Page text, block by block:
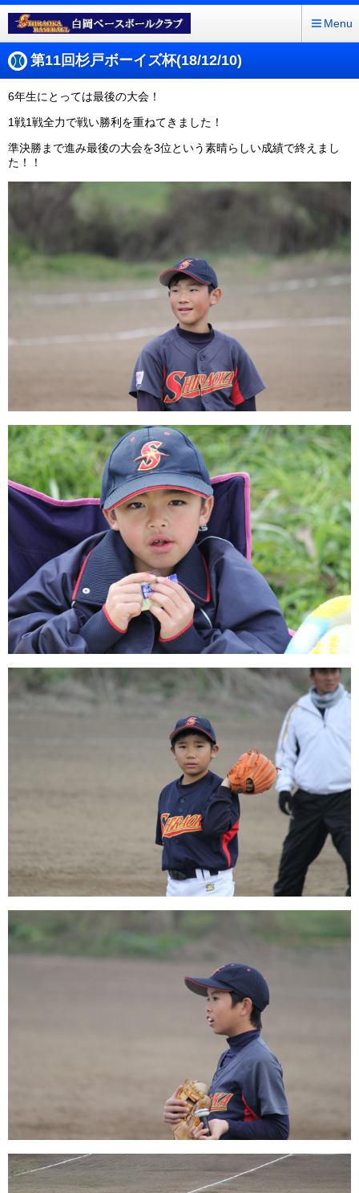
Menu
第11回杉戸ボーイズ杯(18/12/10)
6年生にとっては最後の大会！
1戦1戦全力で戦い勝利を重ねてきました！
準決勝まで進み最後の大会を3位という素晴らしい成績で終えまし
た！！